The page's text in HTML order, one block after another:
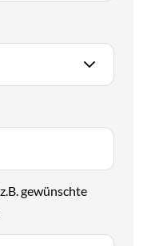
gewünschte